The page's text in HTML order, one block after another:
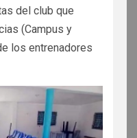
del club que
(Campus y
los entrenadores